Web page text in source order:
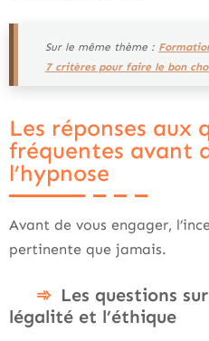
Sur le même thème :
7 critères pour faire le bon
Les réponses aux
fréquentes avant
l’hypnose
Avant de vous engager,
pertinente que jamais.
Les questions
légalité et l’éthique